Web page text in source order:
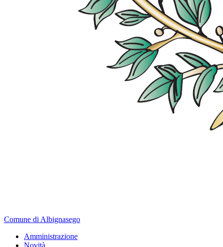
Comune di Albignasego
Amministrazione
Novità